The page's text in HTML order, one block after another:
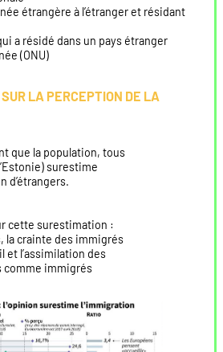
étrangère à l’étranger et résidant
a résidé dans un pays étranger
(ONU)
LA PERCEPTION DE LA
que la population, tous
surestime
d’étrangers.
cette surestimation :
la crainte des immigrés
et l’assimilation des
comme immigrés